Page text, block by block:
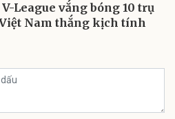
League vắng bóng 10 trụ
Việt Nam thắng kịch tính